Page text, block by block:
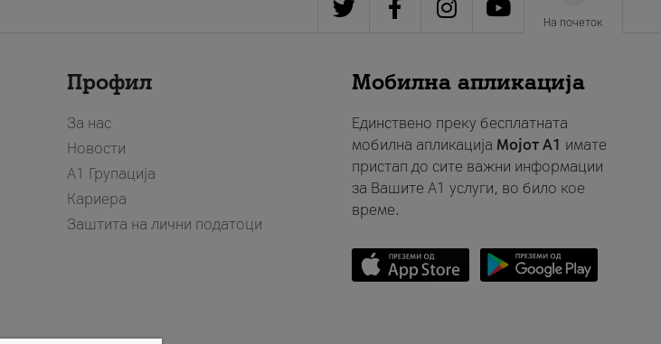
На почеток
Профил
За нас
Новости
А1 Групација
Кариера
Заштита на лични податоци
Мобилна апликација
Единствено преку бесплатната
мобилна апликација Мојот A1 имате
пристап до сите важни информации
за Вашите A1 услуги, во било кое
време.